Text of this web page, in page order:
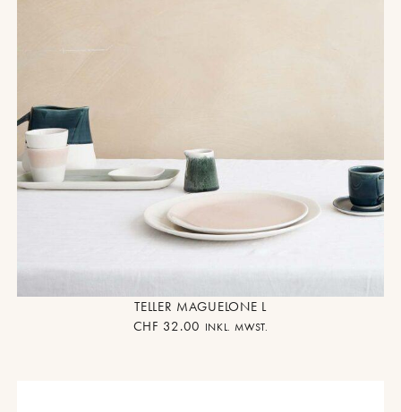
TELLER MAGUELONE L
CHF 32.00 INKL. MWST.